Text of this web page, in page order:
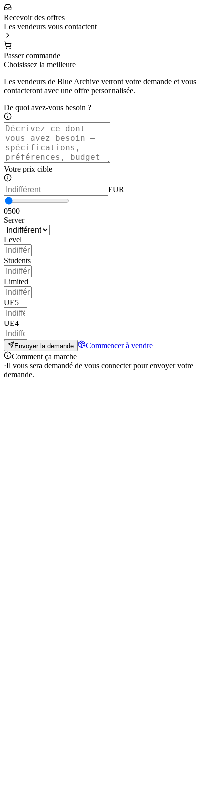
Recevoir des offres
Les vendeurs vous contactent
Passer commande
Choisissez la meilleure
Les vendeurs de Blue Archive verront votre demande et vous
contacteront avec une offre personnalisée.
De quoi avez-vous besoin ?
Votre prix cible
EUR
0500
Server
Level
Students
Limited
UE5
UE4
Envoyer la demande
Commencer à vendre
Comment ça marche
·Il vous sera demandé de vous connecter pour envoyer votre
demande.